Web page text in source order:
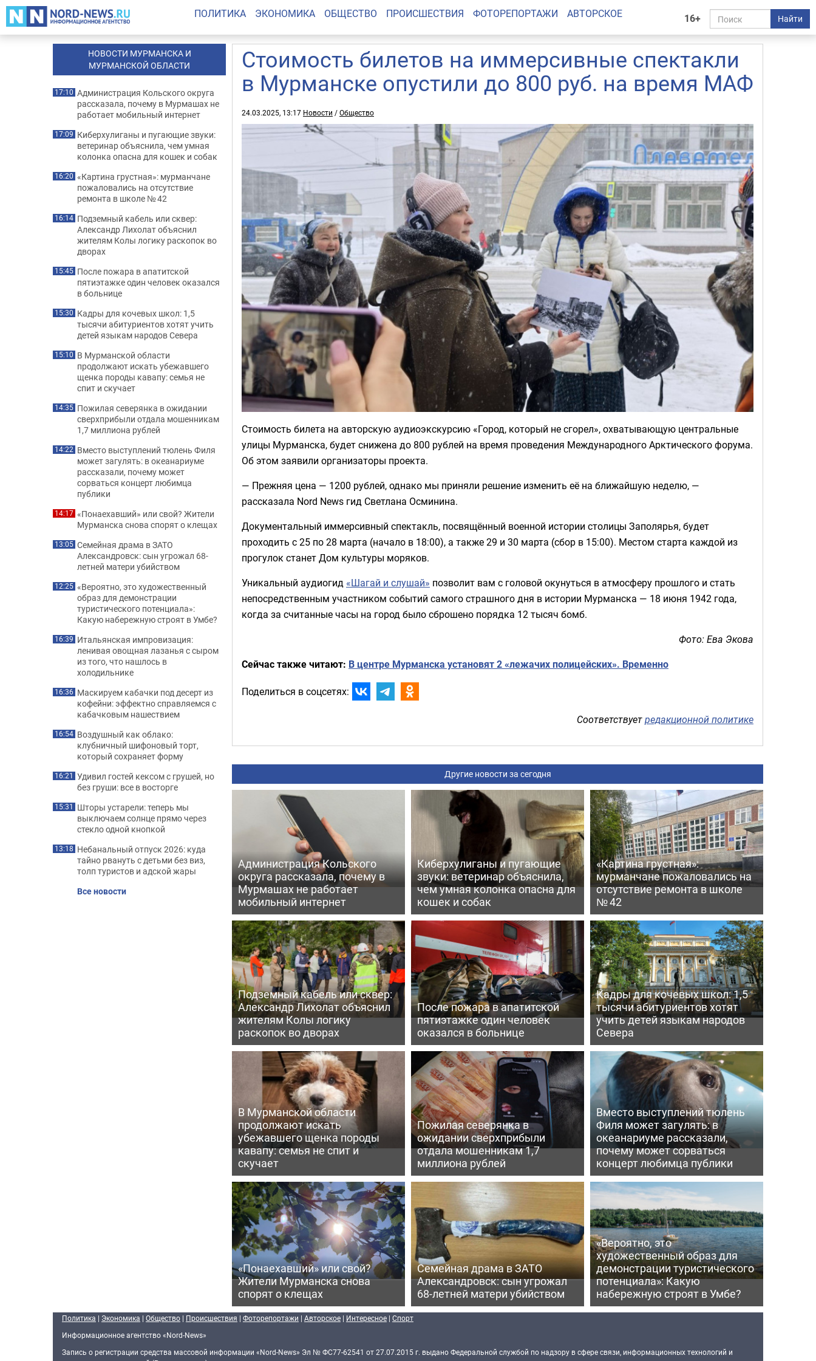
16+ Найти
ПОЛИТИКА ЭКОНОМИКА ОБЩЕСТВО ПРОИСШЕСТВИЯ ФОТОРЕПОРТАЖИ АВТОРСКОЕ
Стоимость билетов на иммерсивные спектакли
в Мурманске опустили до 800 руб. на время МАФ
24.03.2025, 13:17 Новости /Общество
Стоимость билета на авторскую аудиоэкскурсию «Город, который не сгорел», охватывающую центральные
улицы Мурманска, будет снижена до 800 рублей на время проведения Международного Арктического форума.
Об этом заявили организаторы проекта.
— Прежняя цена — 1200 рублей, однако мы приняли решение изменить её на ближайшую неделю, —
рассказала Nord News гид Светлана Осминина.
Документальный иммерсивный спектакль, посвящённый военной истории столицы Заполярья, будет
проходить с 25 по 28 марта (начало в 18:00), а также 29 и 30 марта (сбор в 15:00). Местом старта каждой из
прогулок станет Дом культуры моряков.
Уникальный аудиогид «Шагай и слушай» позволит вам с головой окунуться в атмосферу прошлого и стать
непосредственным участником событий самого страшного дня в истории Мурманска — 18 июня 1942 года,
когда за считанные часы на город было сброшено порядка 12 тысяч бомб.
Фото: Ева Экова
Сейчас также читают: В центре Мурманска установят 2 «лежачих полицейских». Временно
Поделиться в соцсетях:
Соответствуетредакционной политике
Другие новости за сегодня
Администрация Кольского
округа рассказала, почему в
Мурмашах не работает
мобильный интернет
Киберхулиганы и пугающие
звуки: ветеринар объяснила,
чем умная колонка опасна для
кошек и собак
«Картина грустная»:
мурманчане пожаловались на
отсутствие ремонта в школе
№ 42
Подземный кабель или сквер:
Александр Лихолат объяснил
жителям Колы логику
раскопок во дворах
После пожара в апатитской
пятиэтажке один человек
оказался в больнице
Кадры для кочевых школ: 1,5
тысячи абитуриентов хотят
учить детей языкам народов
Севера
В Мурманской области
продолжают искать
убежавшего щенка породы
кавапу: семья не спит и
скучает
Пожилая северянка в
ожидании сверхприбыли
отдала мошенникам 1,7
миллиона рублей
Вместо выступлений тюлень
Филя может загулять: в
океанариуме рассказали,
почему может сорваться
концерт любимца публики
«Понаехавший» или свой?
Жители Мурманска снова
спорят о клещах
Семейная драма в ЗАТО
Александровск: сын угрожал
68-летней матери убийством
«Вероятно, это
художественный образ для
демонстрации туристического
потенциала»: Какую
набережную строят в Умбе?
НОВОСТИ МУРМАНСКА И
МУРМАНСКОЙ ОБЛАСТИ
17:10 Администрация Кольского округа
рассказала, почему в Мурмашах не
работает мобильный интернет
17:09 Киберхулиганы и пугающие звуки:
ветеринар объяснила, чем умная
колонка опасна для кошек и собак
16:20 «Картина грустная»: мурманчане
пожаловались на отсутствие
ремонта в школе № 42
16:14 Подземный кабель или сквер:
Александр Лихолат объяснил
жителям Колы логику раскопок во
дворах
15:45 После пожара в апатитской
пятиэтажке один человек оказался
в больнице
15:30 Кадры для кочевых школ: 1,5
тысячи абитуриентов хотят учить
детей языкам народов Севера
15:10 В Мурманской области
продолжают искать убежавшего
щенка породы кавапу: семья не
спит и скучает
14:35 Пожилая северянка в ожидании
сверхприбыли отдала мошенникам
1,7 миллиона рублей
14:22 Вместо выступлений тюлень Филя
может загулять: в океанариуме
рассказали, почему может
сорваться концерт любимца
публики
14:17 «Понаехавший» или свой? Жители
Мурманска снова спорят о клещах
13:05 Семейная драма в ЗАТО
Александровск: сын угрожал 68-
летней матери убийством
12:25 «Вероятно, это художественный
образ для демонстрации
туристического потенциала»:
Какую набережную строят в Умбе?
16:39 Итальянская импровизация:
ленивая овощная лазанья с сыром
из того, что нашлось в
холодильнике
16:36 Маскируем кабачки под десерт из
кофейни: эффектно справляемся с
кабачковым нашествием
16:54 Воздушный как облако:
клубничный шифоновый торт,
который сохраняет форму
16:21 Удивил гостей кексом с грушей, но
без груши: все в восторге
15:31 Шторы устарели: теперь мы
выключаем солнце прямо через
стекло одной кнопкой
13:18 Небанальный отпуск 2026: куда
тайно рвануть с детьми без виз,
толп туристов и адской жары
Все новости
Политика | Экономика | Общество | Происшествия | Фоторепортажи | Авторское | Интересное | Спорт
Информационное агентство «Nord-News»
Запись о регистрации средства массовой информации «Nord-News» Эл № ФС77-62541 от 27.07.2015 г. выдано Федеральной службой по надзору в сфере связи, информационных технологий и